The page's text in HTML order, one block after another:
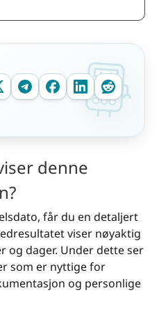
denne
får du en detaljert
viser nøyaktig
og dager. Under dette ser
som er nyttige for
og personlige